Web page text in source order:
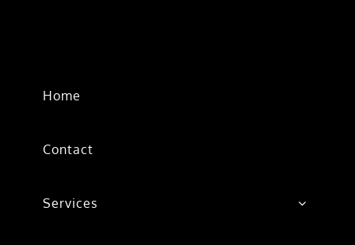
Home
Contact
Services